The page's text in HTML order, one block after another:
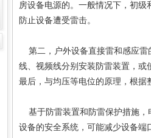
房设备电源的。一般情况下，初
防止设备遭受雷击。
第二，户外设备直接雷和感应雷
线、视频线分别安装防雷装置，
最后，与均压等电位的原理，根
基于防雷装置和防雷保护措施，
设备的安全系统，可能减少设备端